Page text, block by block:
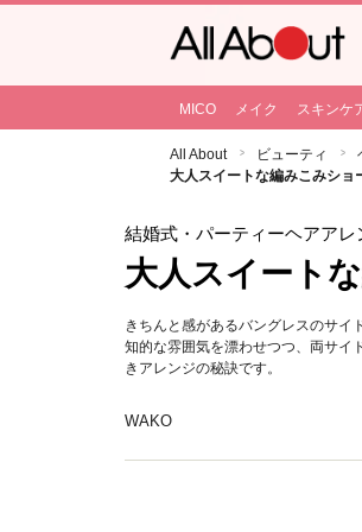
MICO メイク スキンケ
All About ビューティ
大人スイートな編みこみショ
結婚式・パーティーヘアアレ
大人スイート
きちんと感があるバングレスのサイ
知的な雰囲気を漂わせつつ、両サイ
きアレンジの秘訣です。
WAKO